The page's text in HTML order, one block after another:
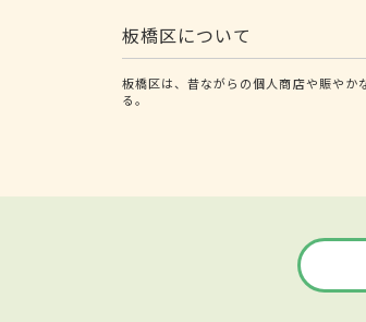
板橋区について
板橋区は、昔ながらの個人商店や賑やか
る。